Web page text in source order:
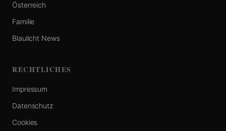
Österreich
Familie
Blaulicht News
RECHTLICHES
Impressum
Datenschutz
Cookies